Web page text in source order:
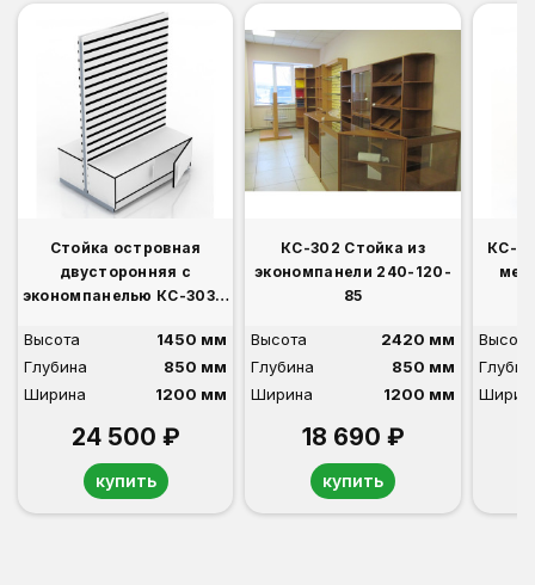
Стойка островная
двусторонняя с
экономпанелью КС-303 с
Высота
1450 мм
Глубина
850 мм
Ширина
1200 мм
24 500 ₽
купить
КС-302 Стойка из
экономпанели 240-120-
85
Высота
2420 мм
Глубина
850 мм
Ширина
1200 мм
18 690 ₽
купить
КС-
Высота